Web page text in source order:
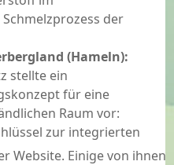
der
(Hameln):
stellte ein
für eine
Raum vor:
zur integrierten
Website. Einige von ihnen